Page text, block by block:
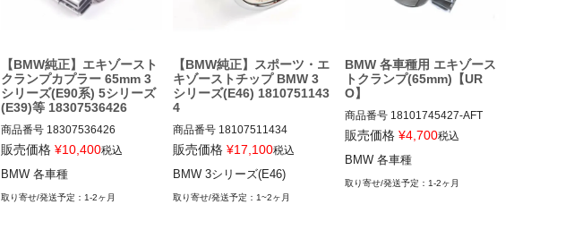
【BMW純正】エキゾースト
クランプカプラー 65mm 3
シリーズ(E90系) 5シリーズ
(E39)等 18307536426
商品番号 18307536426
18307536426
販売価格 ¥10,400税込
BMW 各車種
1-2ヶ月
【BMW純正】スポーツ・エ
キゾーストチップ BMW 3
シリーズ(E46) 1810751143
4
商品番号 18107511434
販売価格 ¥17,100税込
BMW 3シリーズ(E46)
1~2ヶ月
BMW 各車種用 エキゾース
トクランプ(65mm)【UR
O】
商品番号 18101745427-AFT
18101745427_Aftermarket
ket"
販売価格 ¥4,700税込
BMW 各車種
1-2ヶ月